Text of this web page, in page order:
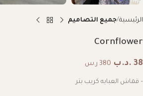
الرئيسية جميع التصاميم
Cornflower
38 .د.ب 380 ر.س
– قماش العبايه كريب بتر